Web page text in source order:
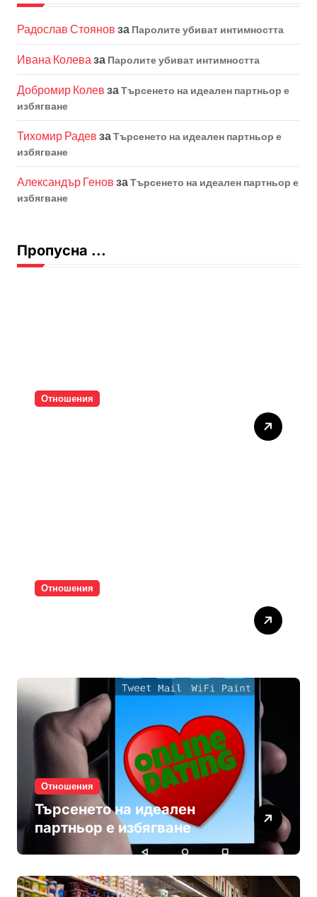
Радослав Стоянов за Паролите убиват интимността
Ивана Колеваза Паролите убиват интимността
Добромир Колев заТърсенето на идеален партньор е
избягване
Тихомир Радев заТърсенето на идеален партньор е
избягване
Александър Генов заТърсенето на идеален партньор е
избягване
Пропусна ...
Отношения
Отношения
Отношения
Търсенето на идеален
партньор е избягване